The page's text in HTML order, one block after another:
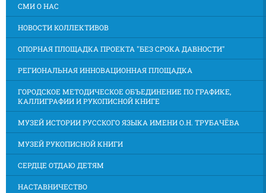
СМИ О НАС
НОВОСТИ КОЛЛЕКТИВОВ
ОПОРНАЯ ПЛОЩАДКА ПРОЕКТА "БЕЗ СРОКА ДАВНОСТИ"
РЕГИОНАЛЬНАЯ ИННОВАЦИОННАЯ ПЛОЩАДКА
ГОРОДСКОЕ МЕТОДИЧЕСКОЕ ОБЪЕДИНЕНИЕ ПО ГРАФИКЕ,
КАЛЛИГРАФИИ И РУКОПИСНОЙ КНИГЕ
МУЗЕЙ ИСТОРИИ РУССКОГО ЯЗЫКА ИМЕНИ О.Н. ТРУБАЧЁВА
МУЗЕЙ РУКОПИСНОЙ КНИГИ
СЕРДЦЕ ОТДАЮ ДЕТЯМ
НАСТАВНИЧЕСТВО